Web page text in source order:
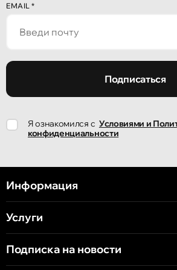
улица Ион Крянгэ, 78
Кишинёв
Хынчештское шоссе, 60/4
EMAIL *
Подписаться
Я ознакомился с Условиями и
конфиденциальности
Информация
Услуги
Подписка на новости